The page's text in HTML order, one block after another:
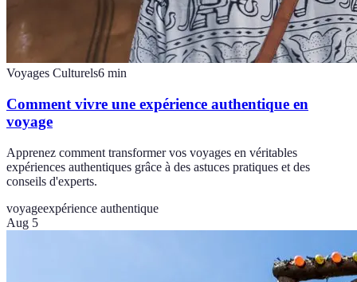
Voyages Culturels6 min
Comment vivre une expérience authentique en
voyage
Apprenez comment transformer vos voyages en véritables
expériences authentiques grâce à des astuces pratiques et des
conseils d'experts.
voyageexpérience authentique
Aug 5